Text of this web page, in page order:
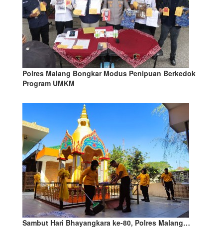
Polres Malang Bongkar Modus Penipuan Berkedok
Program UMKM
Sambut Hari Bhayangkara ke-80, Polres Malang…